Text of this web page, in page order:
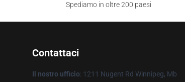
Spediamo in oltre 200 paesi
Contattaci
Il nostro ufficio: 1211 Nugent Rd Winnipeg, Mb